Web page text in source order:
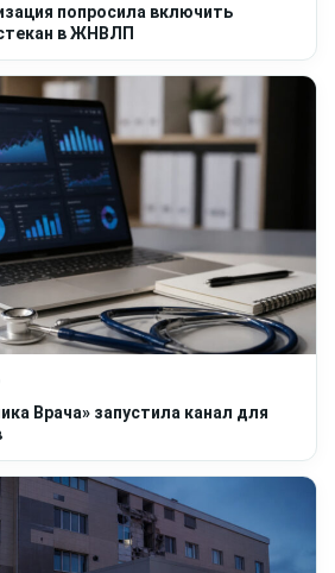
попросила включить
в ЖНВЛП
Врача» запустила канал для